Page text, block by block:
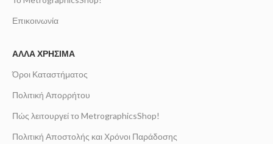
Επικοινωνία
ΆΛΛΑ ΧΡΉΣΙΜΑ
Όροι Καταστήματος
Πολιτική Απορρήτου
Πώς λειτουργεί το MetrographicsShop!
Πολιτική Αποστολής και Χρόνοι Παράδοσης